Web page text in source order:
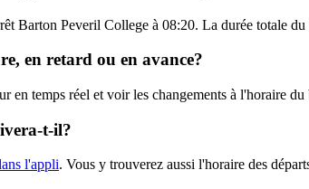
Barton Peveril College à 08:20. La durée totale
en retard ou en avance?
temps réel et voir les changements à l'horaire
t-il?
l'appli. Vous y trouverez aussi l'horaire des